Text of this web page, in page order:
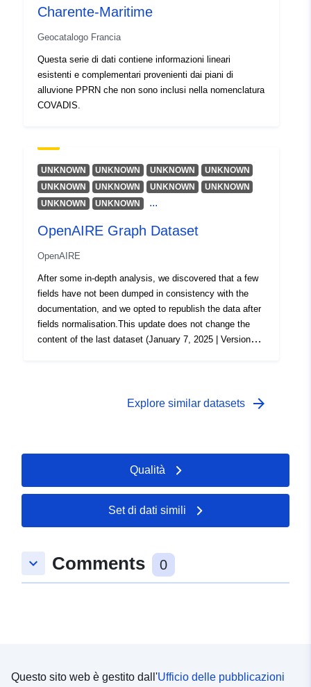
uriRef:
Diritti di accesso: public
Tipo:
http://purl.org/dc/dcmitype/Dataset
Charente-Maritime
Geocatalogo Francia
Questa serie di dati contiene informazioni lineari
esistenti e complementari provenienti dai piani di
alluvione PPRN che non sono inclusi nella nomenclatura
COVADIS.
UNKNOWN UNKNOWN UNKNOWN
UNKNOWN
UNKNOWN
UNKNOWN UNKNOWN
UNKNOWN
UNKNOWN
UNKNOWN ...
OpenAIRE Graph Dataset
OpenAIRE
After some in-depth analysis, we discovered that a few
fields have not been dumped in consistency with the
documentation, and we opted to republish the data after
fields normalisation.This update does not change the
content of the last dataset (January 7, 2025 | Version
Explore similar datasets arrow_forward
Qualità
Set di dati simili
keyboard_arrow_down Comments 0
Questo sito web è gestito dall'Ufficio delle pubblicazioni